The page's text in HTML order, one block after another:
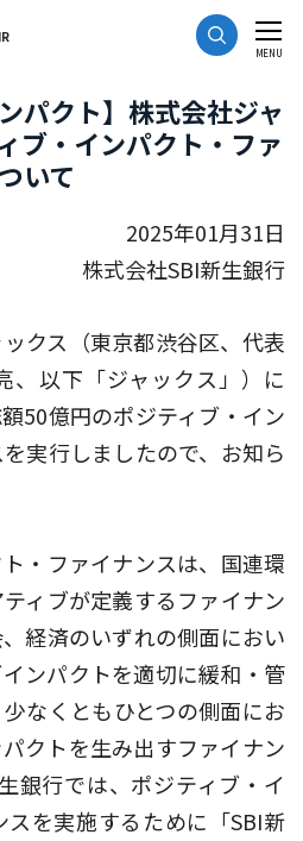
CLOSE
MENU
パクト】株式会社ジャ
ブ・インパクト・ファ
いて
2025年01月31日
株式会社SBI新生銀行
クス（東京都渋谷区、代表
以下「ジャックス」）に
50億円のポジティブ・イン
実行しましたので、お知ら
・ファイナンスは、国連環
ィブが定義するファイナン
経済のいずれの側面におい
ンパクトを適切に緩和・管
なくともひとつの側面にお
クトを生み出すファイナン
銀行では、ポジティブ・イ
を実施するために 「SBI新